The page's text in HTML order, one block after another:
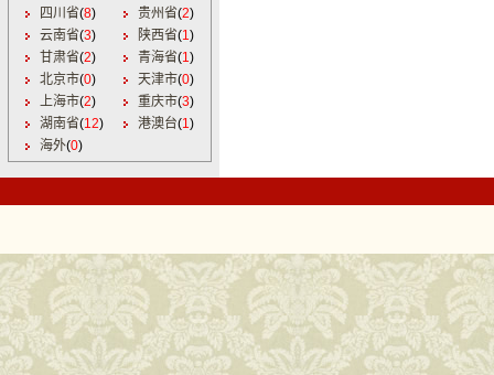
四川省(8) 贵州省(2)
云南省(3) 陕西省(1)
甘肃省(2) 青海省(1)
北京市(0) 天津市(0)
上海市(2) 重庆市(3)
湖南省(12) 港澳台(1)
海外(0)